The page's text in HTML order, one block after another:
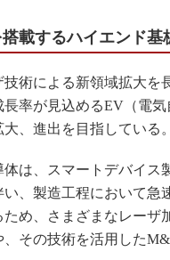
載するハイエンド基
術による新領域拡大を
率が見込めるEV（電
、進出を目指している。
は、スマートデバイス
い、製造工程において
ため、さまざまなレー
その技術を活用した